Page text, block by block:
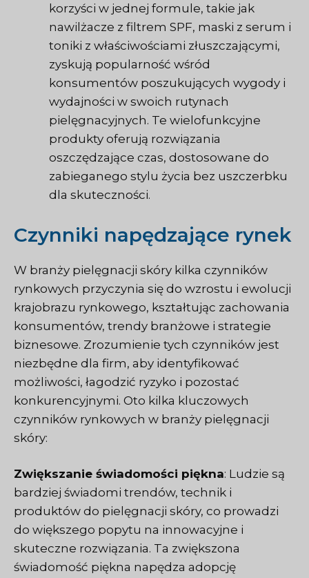
korzyści w jednej formule, takie jak
nawilżacze z filtrem SPF, maski z serum i
toniki z właściwościami złuszczającymi,
zyskują popularność wśród
konsumentów poszukujących wygody i
wydajności w swoich rutynach
pielęgnacyjnych. Te wielofunkcyjne
produkty oferują rozwiązania
oszczędzające czas, dostosowane do
zabieganego stylu życia bez uszczerbku
dla skuteczności.
Czynniki napędzające rynek
W branży pielęgnacji skóry kilka czynników
rynkowych przyczynia się do wzrostu i ewolucji
krajobrazu rynkowego, kształtując zachowania
konsumentów, trendy branżowe i strategie
biznesowe. Zrozumienie tych czynników jest
niezbędne dla firm, aby identyfikować
możliwości, łagodzić ryzyko i pozostać
konkurencyjnymi. Oto kilka kluczowych
czynników rynkowych w branży pielęgnacji
skóry:
Zwiększanie świadomości piękna: Ludzie są
bardziej świadomi trendów, technik i
produktów do pielęgnacji skóry, co prowadzi
do większego popytu na innowacyjne i
skuteczne rozwiązania. Ta zwiększona
świadomość piękna napędza adopcję